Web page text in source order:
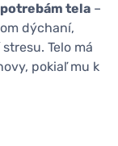
tela –
dýchaní,
Telo má
pokiaľ mu k